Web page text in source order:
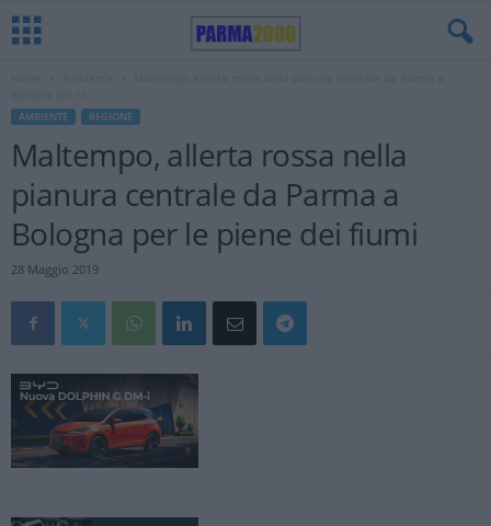
AMBIENTE REGIONE
Maltempo, allerta rossa nella
pianura centrale da Parma a
Bologna per le piene dei fiumi
28 Maggio 2019